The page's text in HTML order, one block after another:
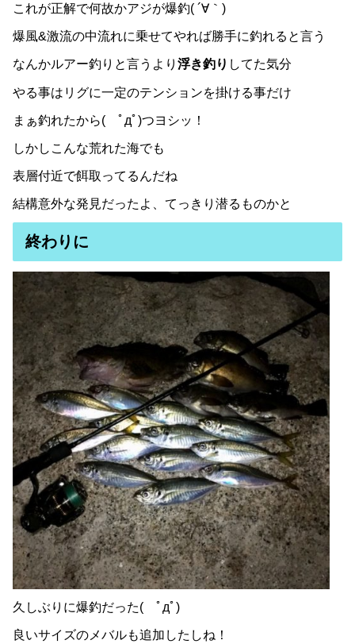
これが正解で何故かアジが爆釣( ´∀｀)
爆風&激流の中流れに乗せてやれば勝手に釣れると言う
なんかルアー釣りと言うより 浮き釣り してた気分
やる事はリグに一定のテンションを掛ける事だけ
まぁ釣れたから( ﾟдﾟ)つヨシッ！
しかしこんな荒れた海でも
表層付近で餌取ってるんだね
結構意外な発見だったよ、てっきり潜るものかと
終わりに
久しぶりに爆釣だった( ﾟдﾟ)
良いサイズのメバルも追加したしね！